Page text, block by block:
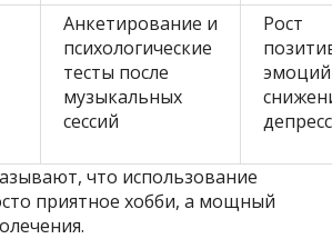
Анкетирование и
психологические
тесты после
музыкальных
сессий
Рост
что использование
приятное хобби, а мощный